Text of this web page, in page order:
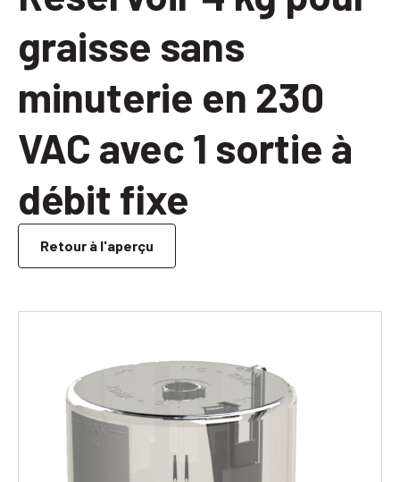
graisse sans
minuterie en 230
VAC avec 1 sortie à
débit fixe
Retour à l'aperçu